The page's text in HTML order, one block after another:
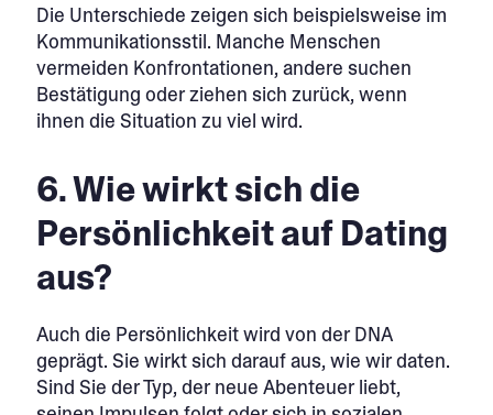
Die Unterschiede zeigen sich beispielsweise im
Kommunikationsstil. Manche Menschen
vermeiden Konfrontationen, andere suchen
Bestätigung oder ziehen sich zurück, wenn
ihnen die Situation zu viel wird.
6. Wie wirkt sich die
Persönlichkeit auf Dating
aus?
Auch die Persönlichkeit wird von der DNA
geprägt. Sie wirkt sich darauf aus, wie wir daten.
Sind Sie der Typ, der neue Abenteuer liebt,